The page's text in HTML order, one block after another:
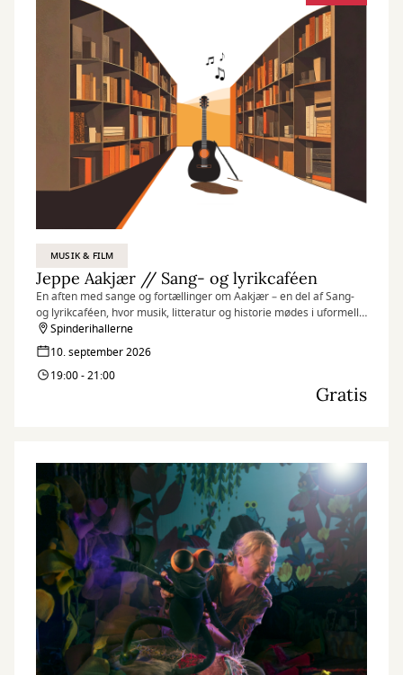
MUSIK & FILM
Jeppe Aakjær // Sang- og lyrikcaféen
En aften med sange og fortællinger om Aakjær – en del af Sang-
og lyrikcaféen, hvor musik, litteratur og historie mødes i uformelle
rammer.
Spinderihallerne
10. september 2026
19:00 - 21:00
Gratis